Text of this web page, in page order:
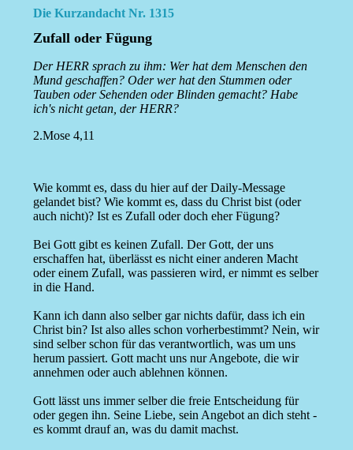
Die Kurzandacht Nr. 1315
Zufall oder Fügung
Der HERR sprach zu ihm: Wer hat dem Menschen den
Mund geschaffen? Oder wer hat den Stummen oder
Tauben oder Sehenden oder Blinden gemacht? Habe
ich's nicht getan, der HERR?
2.Mose 4,11
Wie kommt es, dass du hier auf der Daily-Message
gelandet bist? Wie kommt es, dass du Christ bist (oder
auch nicht)? Ist es Zufall oder doch eher Fügung?
Bei Gott gibt es keinen Zufall. Der Gott, der uns
erschaffen hat, überlässt es nicht einer anderen Macht
oder einem Zufall, was passieren wird, er nimmt es selber
in die Hand.
Kann ich dann also selber gar nichts dafür, dass ich ein
Christ bin? Ist also alles schon vorherbestimmt? Nein, wir
sind selber schon für das verantwortlich, was um uns
herum passiert. Gott macht uns nur Angebote, die wir
annehmen oder auch ablehnen können.
Gott lässt uns immer selber die freie Entscheidung für
oder gegen ihn. Seine Liebe, sein Angebot an dich steht -
es kommt drauf an, was du damit machst.